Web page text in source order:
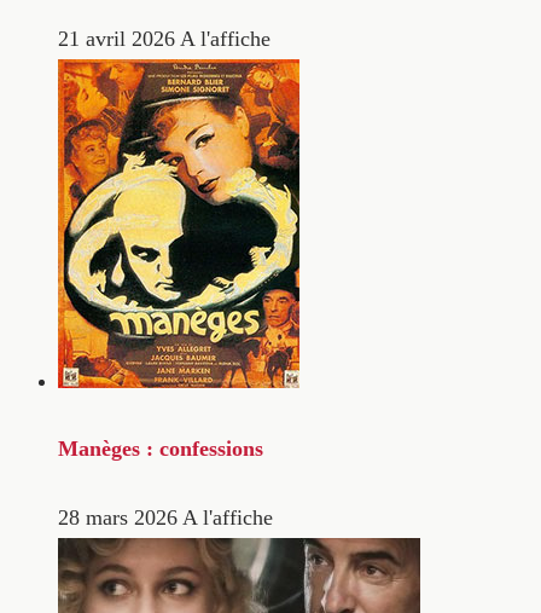
21 avril 2026 A l'affiche
Manèges : confessions
28 mars 2026 A l'affiche